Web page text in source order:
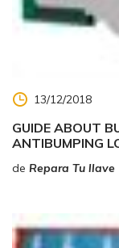
13/12/2018
GUIDE ABOUT
ANTIBUMPING
de Repara Tu llave